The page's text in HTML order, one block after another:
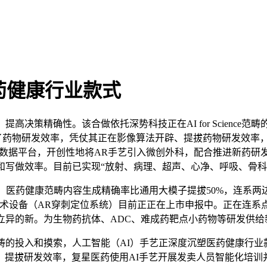
康行业款式
决策精确性。该合做依托深势科技正在AI for Science范畴
物研发效率，凭仗其正在影像算法开辟、提拔药物研发效
据平台，开创性地将AR手艺引入微创外科，配合推进新药
做效率。目前已实现“放射、病理、超声、心净、呼吸、骨
健康范畴内容生成精确率比通用大模子提拔50%，连系两
设备（AR穿刺定位系统）目前正正在上市申报中。正在连
的新。为生物药抗体、ADC、难成药靶点小药物等研发供给
入和摸索，人工智能（AI）手艺正深度沉塑医药健康行业
拔研发效率，复星医药使用AI手艺开展发卖人员智能化培训